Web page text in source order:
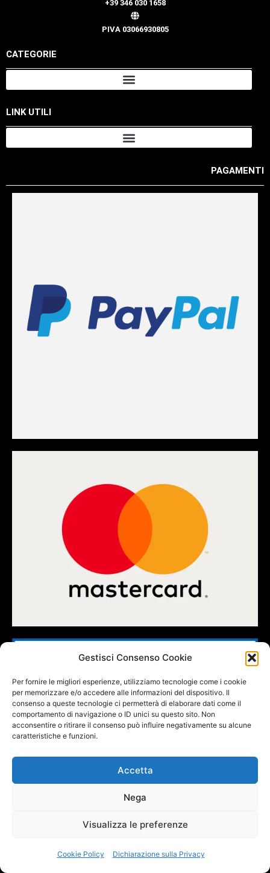
Gestisci Consenso Cookie
Per fornire le migliori esperienze, utilizziamo tecnologie come i cookie
per memorizzare e/o accedere alle informazioni del dispositivo. Il
consenso a queste tecnologie ci permetterà di elaborare dati come il
comportamento di navigazione o ID unici su questo sito. Non
acconsentire o ritirare il consenso può influire negativamente su alcune
caratteristiche e funzioni.
Accetta
Nega
Visualizza le preferenze
Cookie Policy Dichiarazione sulla Privacy
+39 346 030 1658
PIVA 03066930805
CATEGORIE
LINK UTILI
PAGAMENTI